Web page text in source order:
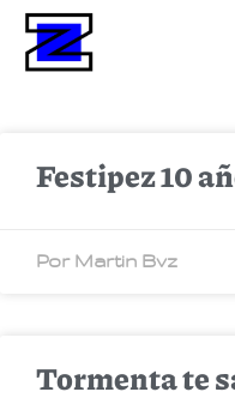
Festipez 10
Por Martin Bvz
Tormenta te